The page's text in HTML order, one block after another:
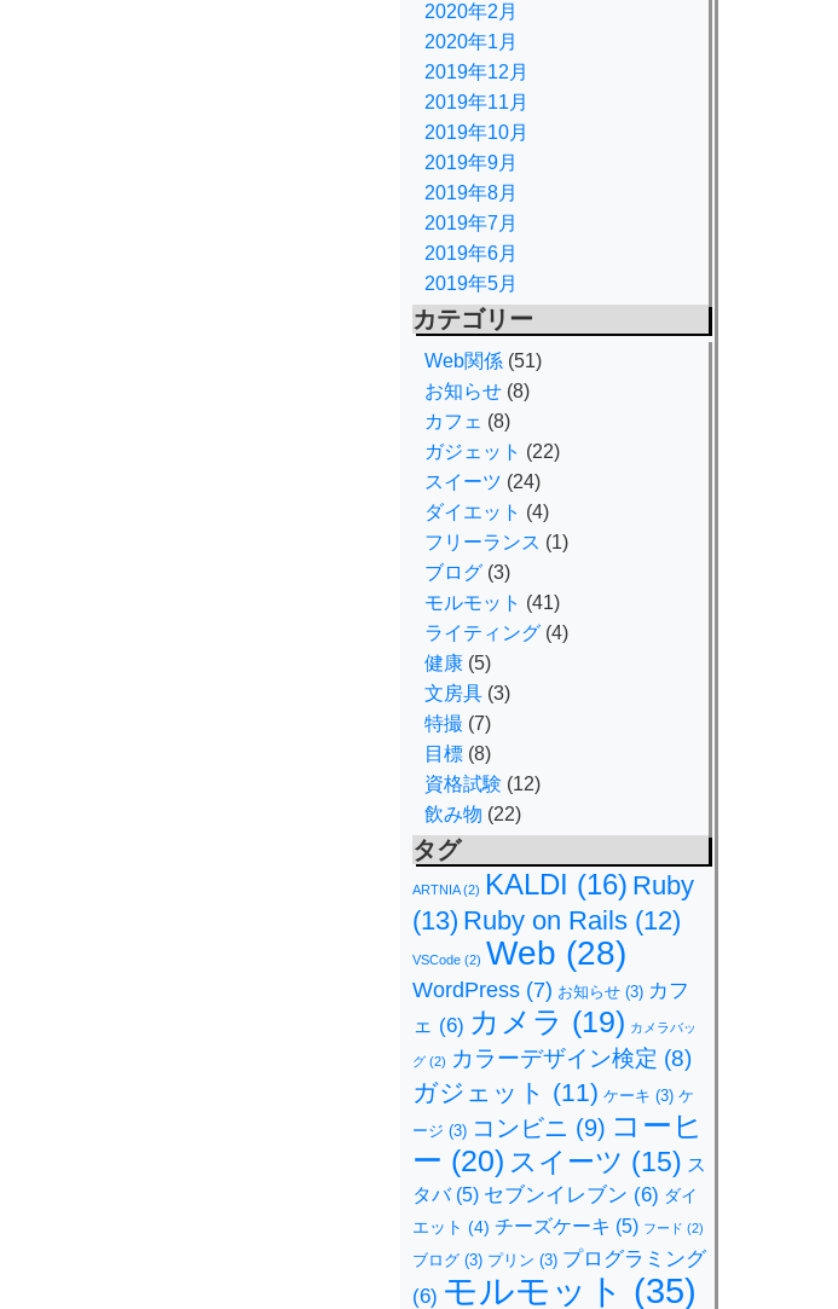
2020年2月
2020年1月
2019年12月
2019年11月
2019年10月
2019年9月
2019年8月
2019年7月
2019年6月
2019年5月
カテゴリー
Web関係 (51)
お知らせ (8)
カフェ (8)
ガジェット (22)
スイーツ (24)
ダイエット (4)
フリーランス (1)
ブログ (3)
モルモット (41)
ライティング (4)
健康 (5)
文房具 (3)
特撮 (7)
目標 (8)
資格試験 (12)
飲み物 (22)
タグ
ARTNIA(2) KALDI (16) Ruby
(13) Ruby on Rails (12)
VSCode (2) Web (28)
WordPress (7) お知らせ (3) カフ
ェ (6) カメラ (19) カメラバッ
グ (2) カラーデザイン検定 (8)
ガジェット (11) ケーキ (3) ケ
ージ (3) コンビニ (9) コーヒ
ー (20) スイーツ (15) ス
タバ(5) セブンイレブン (6) ダイ
エット (4) チーズケーキ (5) フード (2)
ブログ (3) プリン (3) プログラミング
(6) モルモット (35)